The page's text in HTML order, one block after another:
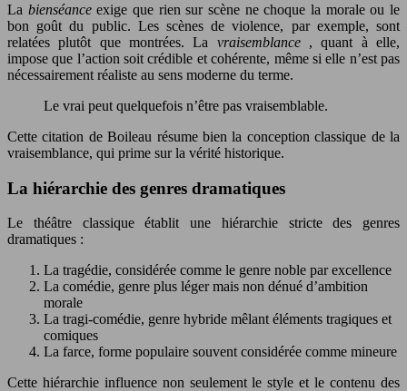
La bienséanceexige que rien sur scène ne choque la morale ou le
bon goût du public. Les scènes de violence, par exemple, sont
relatées plutôt que montrées. La vraisemblance , quant à elle,
impose que l’action soit crédible et cohérente, même si elle n’est pas
nécessairement réaliste au sens moderne du terme.
Le vrai peut quelquefois n’être pas vraisemblable.
Cette citation de Boileau résume bien la conception classique de la
vraisemblance, qui prime sur la vérité historique.
La hiérarchie des genres dramatiques
Le théâtre classique établit une hiérarchie stricte des genres
dramatiques :
La tragédie, considérée comme le genre noble par excellence
La comédie, genre plus léger mais non dénué d’ambition
morale
La tragi-comédie, genre hybride mêlant éléments tragiques et
comiques
La farce, forme populaire souvent considérée comme mineure
Cette hiérarchie influence non seulement le style et le contenu des